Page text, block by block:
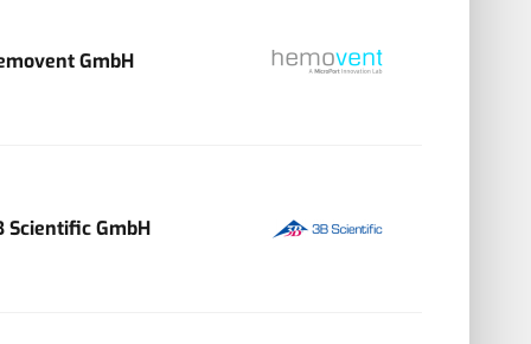
GmbH
Scientific GmbH